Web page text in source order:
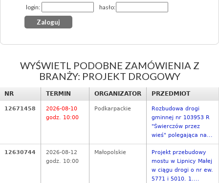
login: hasło:
WYŚWIETL PODOBNE ZAMÓWIENIA Z
BRANŻY: PROJEKT DROGOWY
NR TERMIN ORGANIZATOR PRZEDMIOT
12671458
2026-08-10
godz. 10:00
Podkarpackie
Rozbudowa drogi
gminnej nr 103953 R
"Świerczów przez
wieś" polegająca na...
12630744
2026-08-12
godz. 10:00
Małopolskie
Projekt przebudowy
mostu w Lipnicy Małej
w ciągu drogi o nr ew.
5771 i 5010. 1....